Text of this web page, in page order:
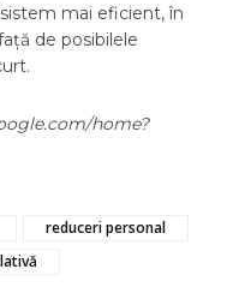
mai eficient, în
de posibilele
home?
reduceri personal